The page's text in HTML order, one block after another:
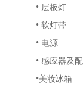
• 层板灯
• 软灯带
• 电源
• 感应器及
•美妆冰箱